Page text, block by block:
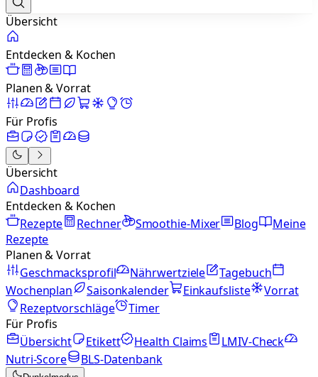
Übersicht
Entdecken & Kochen
Planen & Vorrat
Für Profis
Übersicht
Dashboard
Entdecken & Kochen
Rezepte
Rechner Smoothie-Mixer Blog
Meine
Rezepte
Planen & Vorrat
Geschmacksprofil
Nährwertziele
Tagebuch
Wochenplan
Saisonkalender Einkaufsliste
Vorrat
Rezeptvorschläge
Timer
Für Profis
Übersicht
Etikett Health Claims
LMIV-Check
Nutri-Score
BLS-Datenbank